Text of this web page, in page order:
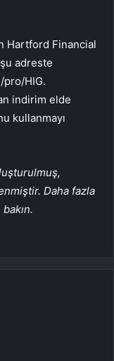
Hartford Financial
adreste
HIG.
indirim elde
kullanmayı
Daha fazla